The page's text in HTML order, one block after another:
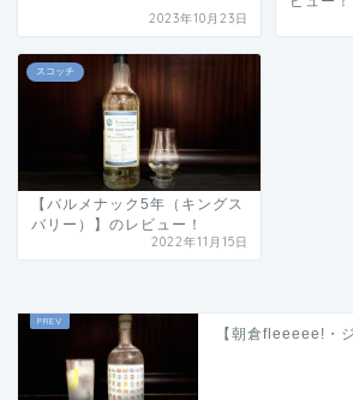
2023年10月23日
スコッチ
【バルメナック5年（キングス
バリー）】のレビュー！
2022年11月15日
【朝倉fleeeee!・